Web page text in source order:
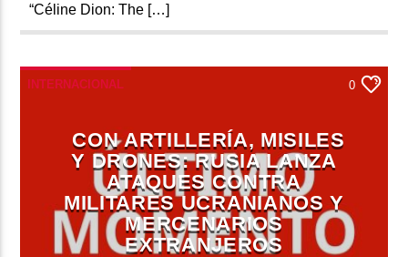
“Céline Dion: The […]
INTERNACIONAL 0
CON ARTILLERÍA, MISILES
Y DRONES: RUSIA LANZA
ATAQUES CONTRA
MILITARES UCRANIANOS Y
MERCENARIOS
EXTRANJEROS